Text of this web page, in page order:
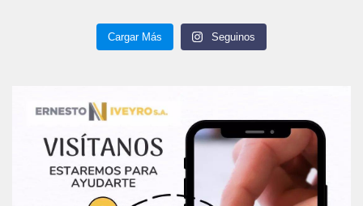
Cargar Más Seguinos